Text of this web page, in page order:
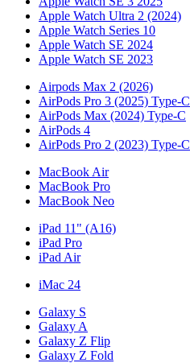
Apple Watch Ultra 2 (2024)
Apple Watch Series 10
Apple Watch SE 2024
Apple Watch SE 2023
Airpods Max 2 (2026)
AirPods Pro 3 (2025) Type-C
AirPods Max (2024) Type-C
AirPods 4
AirPods Pro 2 (2023) Type-C
MacBook Air
MacBook Pro
MacBook Neo
iPad 11" (A16)
iPad Pro
iPad Air
iMac 24
Galaxy S
Galaxy A
Galaxy Z Flip
Galaxy Z Fold